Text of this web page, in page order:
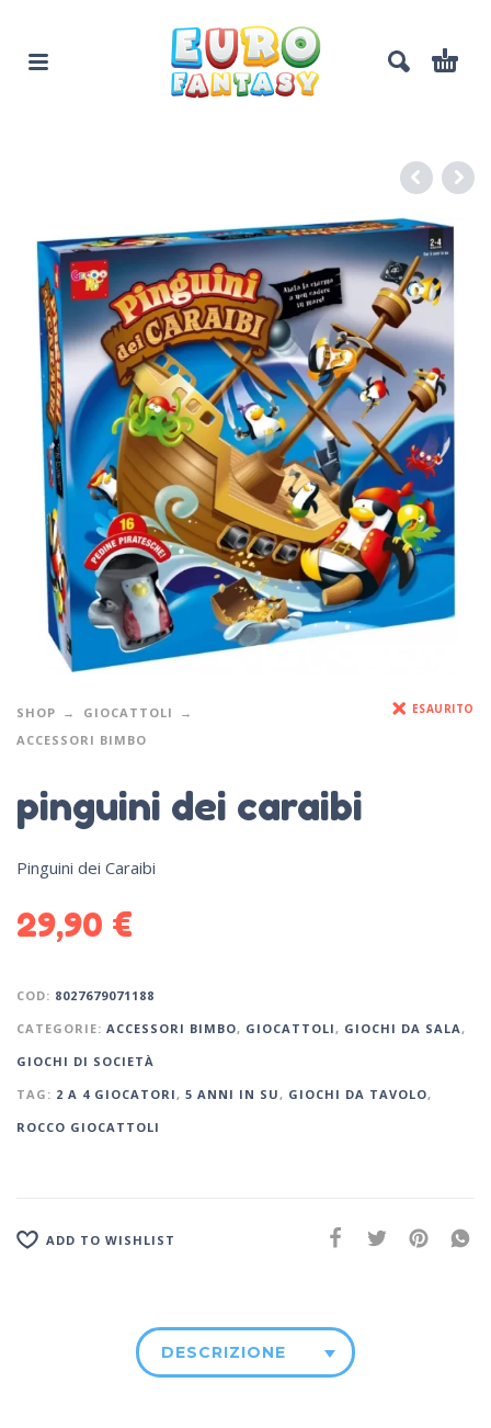
SHOP
GIOCATTOLI
ACCESSORI BIMBO
ESAURITO
pinguini dei caraibi
Pinguini dei Caraibi
29,90 €
COD: 8027679071188
CATEGORIE: ACCESSORI BIMBO, GIOCATTOLI, GIOCHI DA SALA,
GIOCHI DI SOCIETÀ
TAG: 2 A 4 GIOCATORI, 5 ANNI IN SU, GIOCHI DA TAVOLO,
ROCCO GIOCATTOLI
ADD TO WISHLIST
DESCRIZIONE